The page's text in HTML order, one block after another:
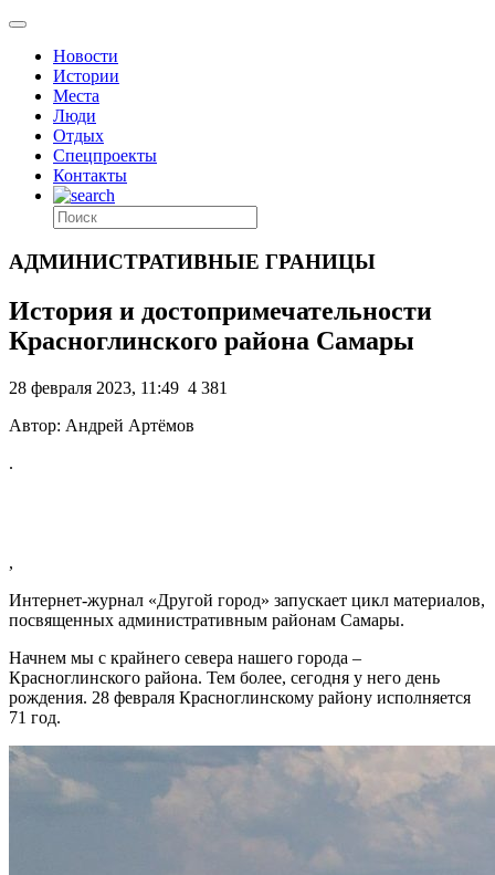
Новости
Истории
Места
Люди
Отдых
Спецпроекты
Контакты
АДМИНИСТРАТИВНЫЕ ГРАНИЦЫ
История и достопримечательности
Красноглинского района Самары
28 февраля 2023, 11:49 4 381
Автор: Андрей Артёмов
.
,
Интернет-журнал «Другой город» запускает цикл материалов,
посвященных административным районам Самары.
Начнем мы с крайнего севера нашего города –
Красноглинского района. Тем более, сегодня у него день
рождения. 28 февраля Красноглинскому району исполняется
71 год.